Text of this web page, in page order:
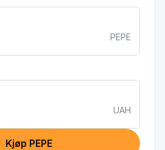
PEPE
UAH
Kjøp PEPE